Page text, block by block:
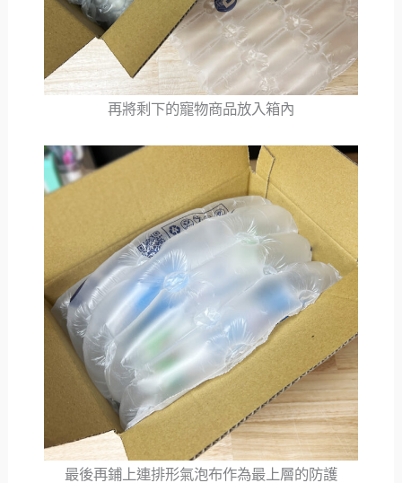
再將剩下的寵物商品放入箱內
最後再鋪上連排形氣泡布作為最上層的防護